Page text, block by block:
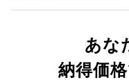
あな
納得価